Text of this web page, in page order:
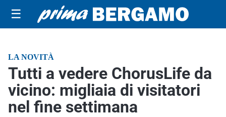
☰
LA NOVITÀ
Tutti a vedere ChorusLife da
vicino: migliaia di visitatori
nel fine settimana